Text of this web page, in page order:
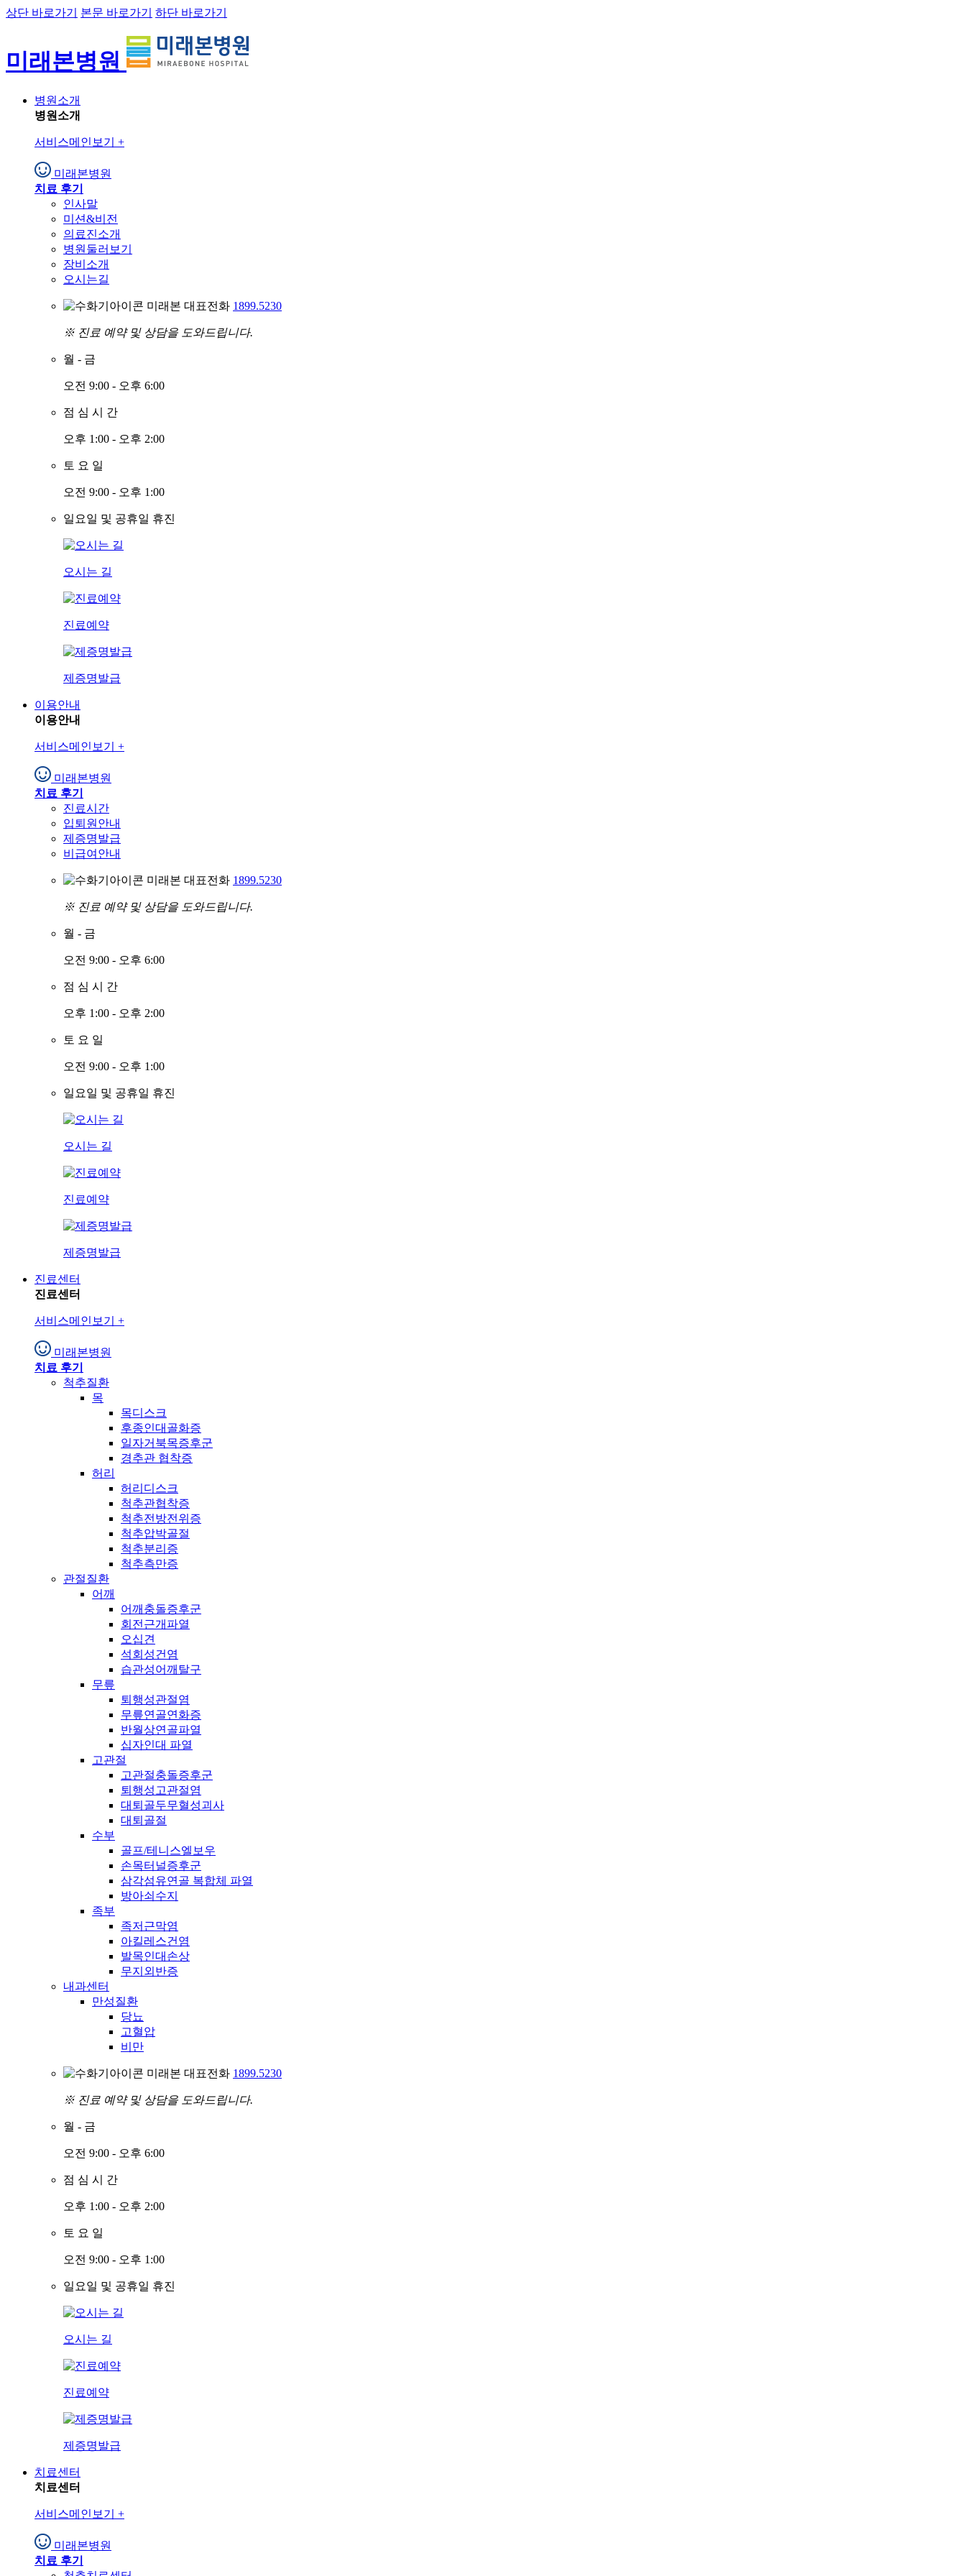
상단 바로가기 본문 바로가기 하단 바로가기
미래본병원
병원소개
병원소개
서비스메인보기 +
미래본병원
치료 후기
인사말
미션&비전
의료진소개
병원둘러보기
장비소개
오시는길
미래본 대표전화 1899.5230
※ 진료 예약 및 상담을 도와드립니다.
월 - 금
오전 9:00 - 오후 6:00
점 심 시 간
오후 1:00 - 오후 2:00
토 요 일
오전 9:00 - 오후 1:00
일요일 및 공휴일 휴진
오시는 길
진료예약
제증명발급
이용안내
이용안내
서비스메인보기 +
미래본병원
치료 후기
진료시간
입퇴원안내
제증명발급
비급여안내
미래본 대표전화 1899.5230
※ 진료 예약 및 상담을 도와드립니다.
월 - 금
오전 9:00 - 오후 6:00
점 심 시 간
오후 1:00 - 오후 2:00
토 요 일
오전 9:00 - 오후 1:00
일요일 및 공휴일 휴진
오시는 길
진료예약
제증명발급
진료센터
진료센터
서비스메인보기 +
미래본병원
치료 후기
척추질환
목
목디스크
후종인대골화증
일자거북목증후군
경추관 협착증
허리
허리디스크
척추관협착증
척추전방전위증
척추압박골절
척추분리증
척추측만증
관절질환
어깨
어깨충돌증후군
회전근개파열
오십견
석회성건염
습관성어깨탈구
무릎
퇴행성관절염
무릎연골연화증
반월상연골파열
십자인대 파열
고관절
고관절충돌증후군
퇴행성고관절염
대퇴골두무혈성괴사
대퇴골절
수부
골프/테니스엘보우
손목터널증후군
삼각섬유연골 복합체 파열
방아쇠수지
족부
족저근막염
아킬레스건염
발목인대손상
무지외반증
내과센터
만성질환
당뇨
고혈압
비만
미래본 대표전화 1899.5230
※ 진료 예약 및 상담을 도와드립니다.
월 - 금
오전 9:00 - 오후 6:00
점 심 시 간
오후 1:00 - 오후 2:00
토 요 일
오전 9:00 - 오후 1:00
일요일 및 공휴일 휴진
오시는 길
진료예약
제증명발급
치료센터
치료센터
서비스메인보기 +
미래본병원
치료 후기